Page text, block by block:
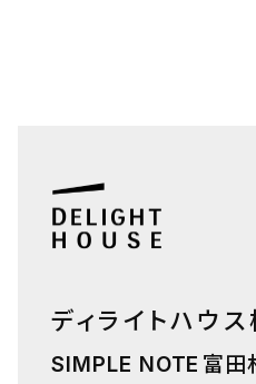
ディライトハウ
SIMPLE NOTE 富田